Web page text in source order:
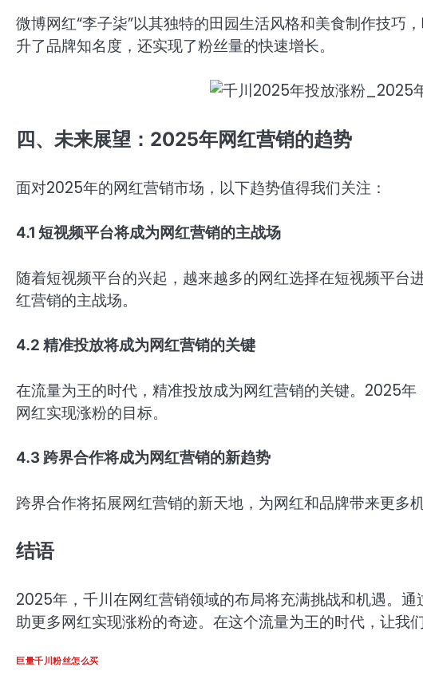
微博网红“李子柒”以其独特的田园生活风格和美食制作技巧
升了品牌知名度，还实现了粉丝量的快速增长。
四、未来展望：2025年网红营销的趋势
面对2025年的网红营销市场，以下趋势值得我们关注：
4.1 短视频平台将成为网红营销的主战场
随着短视频平台的兴起，越来越多的网红选择在短视频平台
红营销的主战场。
4.2 精准投放将成为网红营销的关键
在流量为王的时代，精准投放成为网红营销的关键。2025
网红实现涨粉的目标。
4.3 跨界合作将成为网红营销的新趋势
跨界合作将拓展网红营销的新天地，为网红和品牌带来更多机
结语
2025年，千川在网红营销领域的布局将充满挑战和机遇。
助更多网红实现涨粉的奇迹。在这个流量为王的时代，让我
巨量千川粉丝怎么买